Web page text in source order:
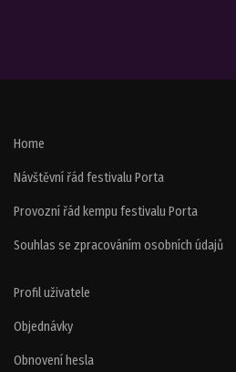
Home
Návštěvní řád festivalu Porta
Provozní řád kempu festivalu Porta
Souhlas se zpracováním osobních údajů
Profil uživatele
Objednávky
Obnovení hesla